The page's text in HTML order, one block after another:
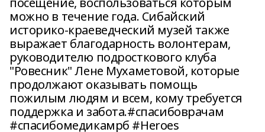
можно в течение года. Сибайский
историко-краеведческий музей также
выражает благодарность волонтерам,
руководителю подросткового клуба
"Ровесник" Лене Мухаметовой, которые
продолжают оказывать помощь
пожилым людям и всем, кому требуется
поддержка и забота.#спасибоврачам
#спасибомедикамрб #Heroes